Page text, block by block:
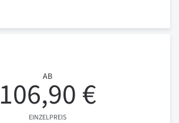
AB
106,90 €
EINZELPREIS